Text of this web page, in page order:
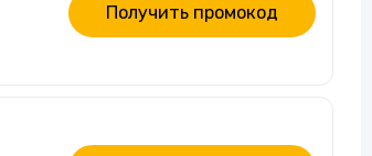
Получить промокод